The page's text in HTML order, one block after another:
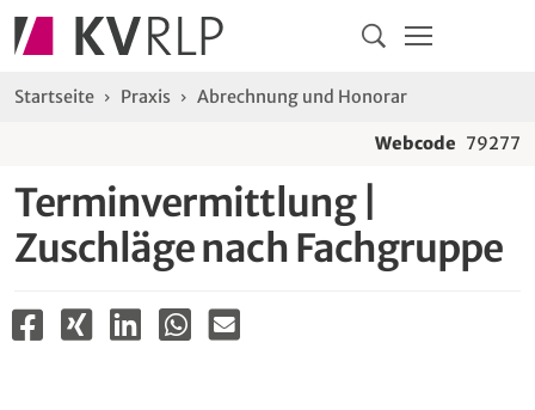
Navigation
Sie sind hier:
Startseite Praxis Abrechnung und Honorar
Webcode 79277
Terminvermittlung |
Zuschläge nach Fachgruppe